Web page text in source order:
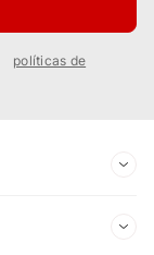
políticas de